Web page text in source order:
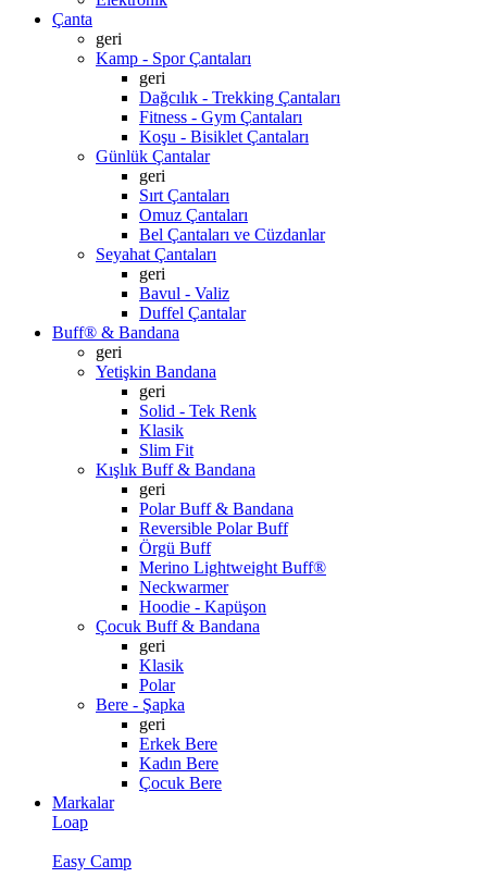
Çanta
geri
Kamp - Spor Çantaları
geri
Dağcılık - Trekking Çantaları
Fitness - Gym Çantaları
Koşu - Bisiklet Çantaları
Günlük Çantalar
geri
Sırt Çantaları
Omuz Çantaları
Bel Çantaları ve Cüzdanlar
Seyahat Çantaları
geri
Bavul - Valiz
Duffel Çantalar
Buff® & Bandana
geri
Yetişkin Bandana
geri
Solid - Tek Renk
Klasik
Slim Fit
Kışlık Buff & Bandana
geri
Polar Buff & Bandana
Reversible Polar Buff
Örgü Buff
Merino Lightweight Buff®
Neckwarmer
Hoodie - Kapüşon
Çocuk Buff & Bandana
geri
Klasik
Polar
Bere - Şapka
geri
Erkek Bere
Kadın Bere
Çocuk Bere
Markalar
Loap
Easy Camp